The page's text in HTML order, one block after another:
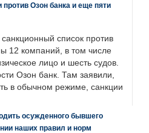
против Озон банка и еще пяти
список против
12 компаний, в том числе
лицо и шесть судов.
Озон банк. Там заявили,
в обычном режиме, санкции
осужденного бывшего
наших правил и норм